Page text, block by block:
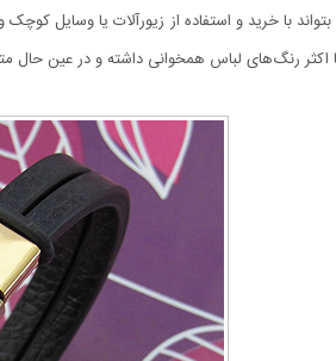
با خرید‌ و استفاده از زیورآلات یا وسایل
اکثر رنگ‌های لباس همخوانی داشته و در عین حال